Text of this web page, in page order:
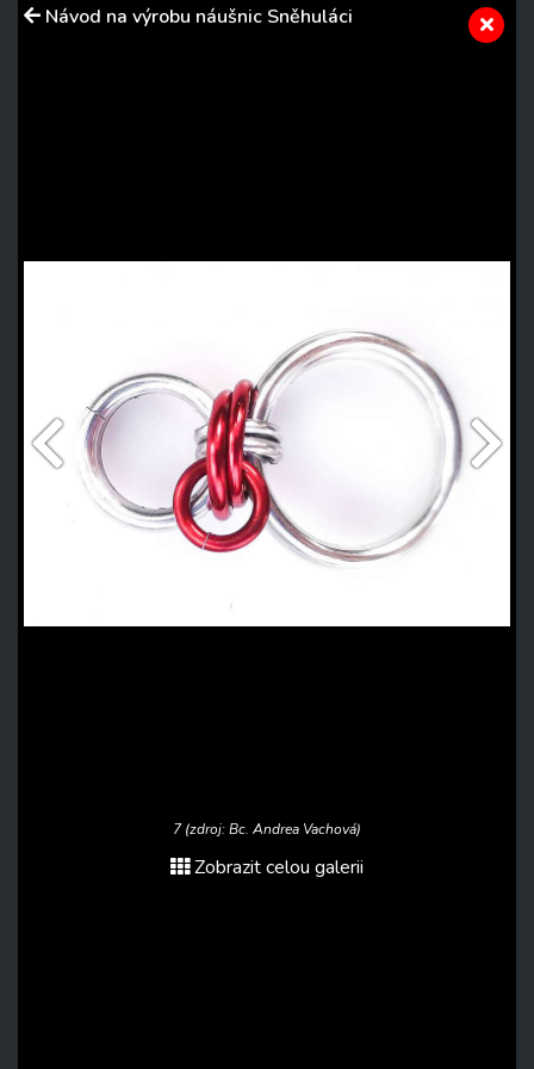
Návod na výrobu náušnic Sněhuláci
7 (zdroj: Bc. Andrea Vachová)
Zobrazit celou galerii